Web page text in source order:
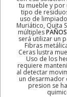
tu mueble y
tipo de
uso de
Muriático, Quita
múltiples
será utilizar un
Fibras
Ceras lustra
Uso de los
requiere
al detectar
un desarmador
presion se